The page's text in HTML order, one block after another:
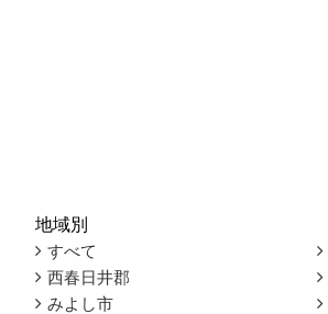
地域別
すべて
西春日井郡
みよし市